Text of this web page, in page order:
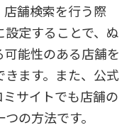
舗検索を行う際
定することで、ぬ
能性のある店舗を
ます。また、公式
サイトでも店舗の
の方法です。